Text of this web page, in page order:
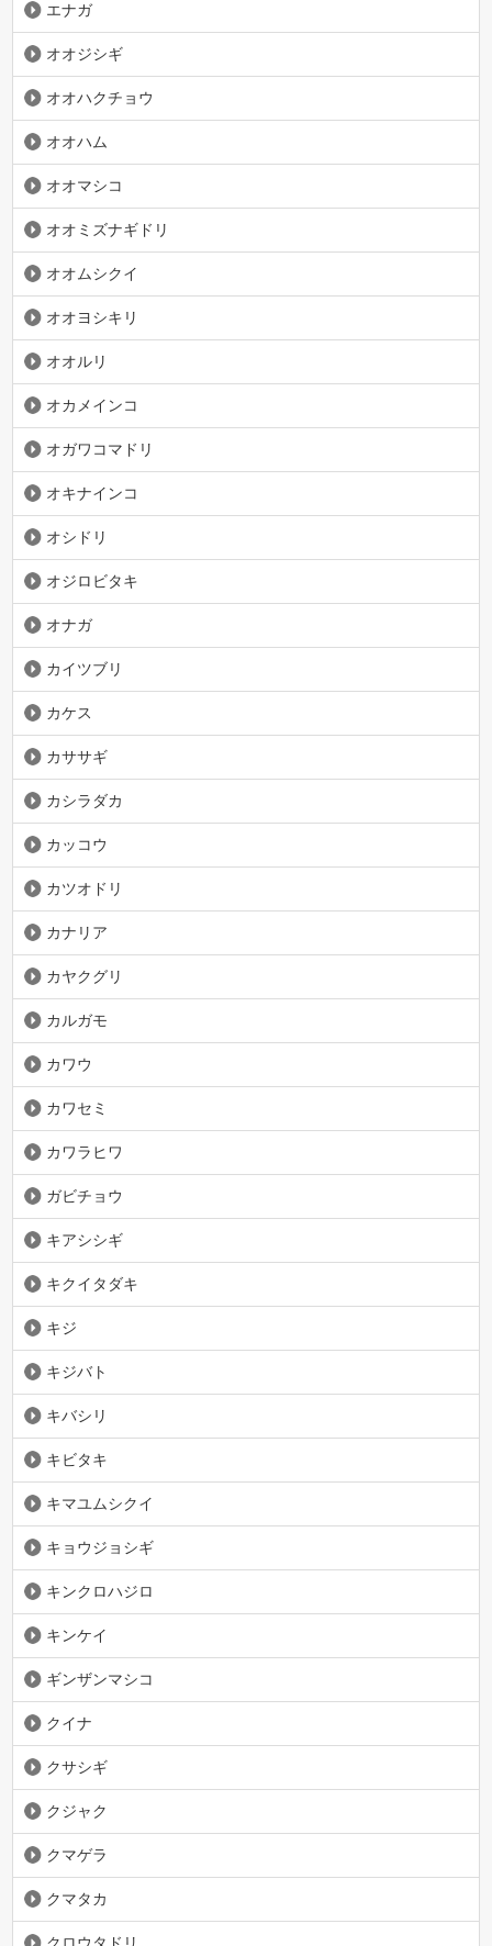
エナガ
オオジシギ
オオハクチョウ
オオハム
オオマシコ
オオミズナギドリ
オオムシクイ
オオヨシキリ
オオルリ
オカメインコ
オガワコマドリ
オキナインコ
オシドリ
オジロビタキ
オナガ
カイツブリ
カケス
カササギ
カシラダカ
カッコウ
カツオドリ
カナリア
カヤクグリ
カルガモ
カワウ
カワセミ
カワラヒワ
ガビチョウ
キアシシギ
キクイタダキ
キジ
キジバト
キバシリ
キビタキ
キマユムシクイ
キョウジョシギ
キンクロハジロ
キンケイ
ギンザンマシコ
クイナ
クサシギ
クジャク
クマゲラ
クマタカ